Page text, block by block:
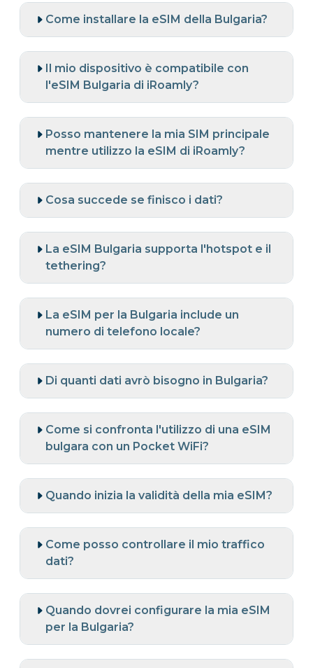
Come installare la eSIM della Bulgaria?
Il mio dispositivo è compatibile con
l'eSIM Bulgaria di iRoamly?
Posso mantenere la mia SIM principale
mentre utilizzo la eSIM di iRoamly?
Cosa succede se finisco i dati?
La eSIM Bulgaria supporta l'hotspot e il
tethering?
La eSIM per la Bulgaria include un
numero di telefono locale?
Di quanti dati avrò bisogno in Bulgaria?
Come si confronta l'utilizzo di una eSIM
bulgara con un Pocket WiFi?
Quando inizia la validità della mia eSIM?
Come posso controllare il mio traffico
dati?
Quando dovrei configurare la mia eSIM
per la Bulgaria?